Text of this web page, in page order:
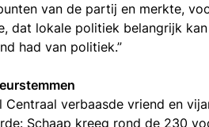
van de partij en merkte,
dat lokale politiek belangrijk
had van politiek.”
Centraal verbaasde vriend en
Schaap kreeg rond de 230